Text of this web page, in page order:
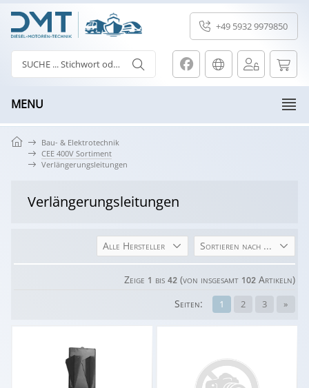
+49 5932 9979850
MENU
Bau- & Elektrotechnik
CEE 400V Sortiment
Verlängerungsleitungen
Verlängerungsleitungen
Alle Hersteller Sortieren nach ...
Zeige 1 bis 42(von insgesamt 102Artikeln)
1 2 3 »
Seiten: